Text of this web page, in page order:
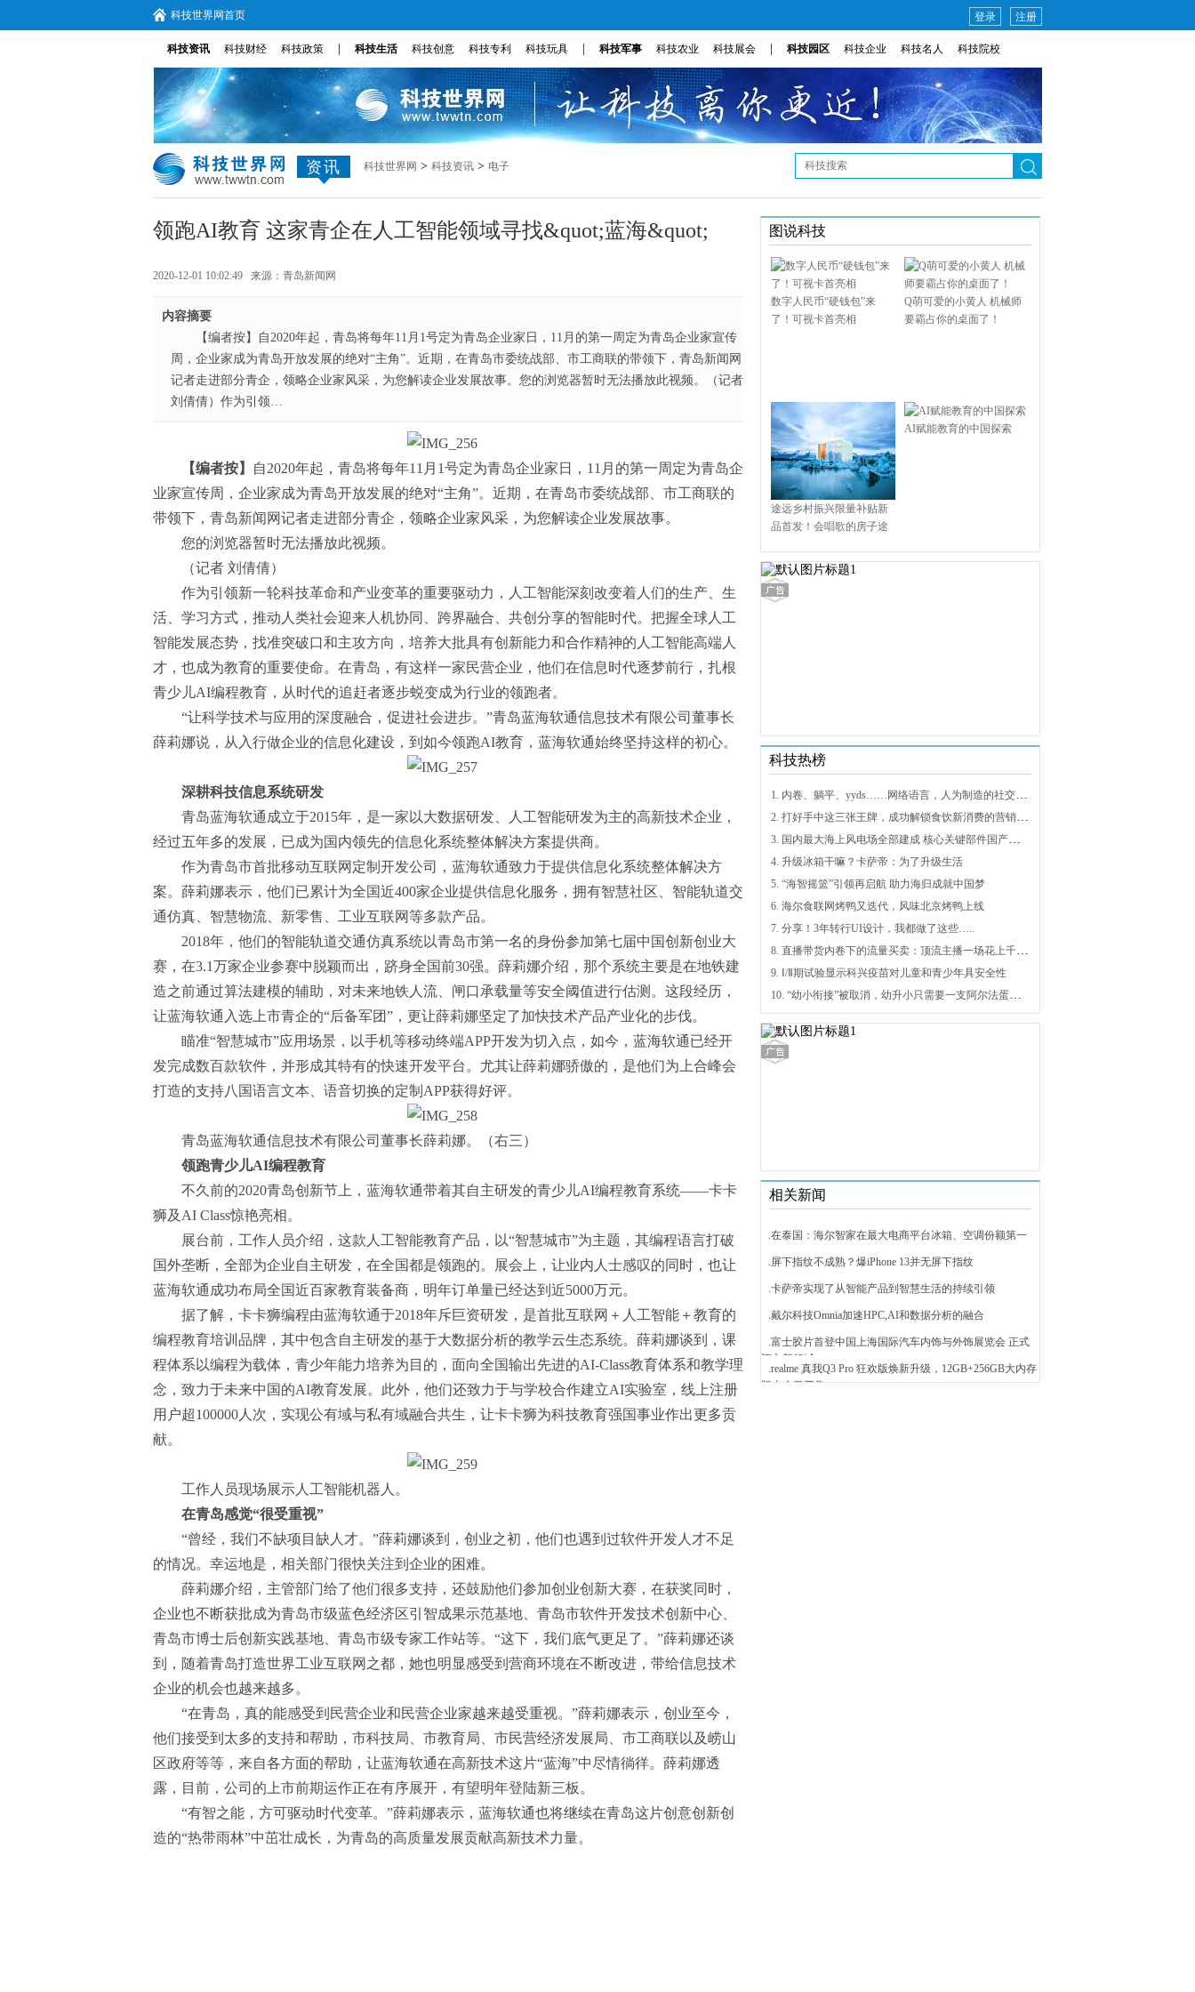
科技世界网首页 注册
登录
科技资讯 科技财经 科技政策 科技生活 科技创意 科技专利 科技玩具 科技军事 科技农业 科技展会 科技园区 科技企业 科技名人 科技院校
资讯 科技世界网 > 科技资讯 > 电子
领跑AI教育 这家青企在人工智能领域寻找&quot;蓝海&quot;
2020-12-01 10:02:49 来源： 青岛新闻网
内容摘要
【编者按】自2020年起，青岛将每年11月1号定为青岛企业家日，11月的第一周定为青岛企业家宣传
周，企业家成为青岛开放发展的绝对“主角”。近期，在青岛市委统战部、市工商联的带领下，青岛新闻网
记者走进部分青企，领略企业家风采，为您解读企业发展故事。您的浏览器暂时无法播放此视频。（记者
刘倩倩）作为引领…
【编者按】
自2020年起，青岛将每年11月1号定为青岛企业家日，11月的第一周定为青岛企
业家宣传周，企业家成为青岛开放发展的绝对“主角”。近期，在青岛市委统战部、市工商联的
带领下，青岛新闻网记者走进部分青企，领略企业家风采，为您解读企业发展故事。
您的浏览器暂时无法播放此视频。
（记者 刘倩倩）
作为引领新一轮科技革命和产业变革的重要驱动力，人工智能深刻改变着人们的生产、生
活、学习方式，推动人类社会迎来人机协同、跨界融合、共创分享的智能时代。把握全球人工
智能发展态势，找准突破口和主攻方向，培养大批具有创新能力和合作精神的人工智能高端人
才，也成为教育的重要使命。在青岛，有这样一家民营企业，他们在信息时代逐梦前行，扎根
青少儿AI编程教育，从时代的追赶者逐步蜕变成为行业的领跑者。
“让科学技术与应用的深度融合，促进社会进步。”青岛蓝海软通信息技术有限公司董事长
薛莉娜说，从入行做企业的信息化建设，到如今领跑AI教育，蓝海软通始终坚持这样的初心。
深耕科技信息系统研发
青岛蓝海软通成立于2015年，是一家以大数据研发、人工智能研发为主的高新技术企业，
经过五年多的发展，已成为国内领先的信息化系统整体解决方案提供商。
作为青岛市首批移动互联网定制开发公司，蓝海软通致力于提供信息化系统整体解决方
案。薛莉娜表示，他们已累计为全国近400家企业提供信息化服务，拥有智慧社区、智能轨道交
通仿真、智慧物流、新零售、工业互联网等多款产品。
2018年，他们的智能轨道交通仿真系统以青岛市第一名的身份参加第七届中国创新创业大
赛，在3.1万家企业参赛中脱颖而出，跻身全国前30强。薛莉娜介绍，那个系统主要是在地铁建
造之前通过算法建模的辅助，对未来地铁人流、闸口承载量等安全阈值进行估测。这段经历，
让蓝海软通入选上市青企的“后备军团”，更让薛莉娜坚定了加快技术产品产业化的步伐。
瞄准“智慧城市”应用场景，以手机等移动终端APP开发为切入点，如今，蓝海软通已经开
发完成数百款软件，并形成其特有的快速开发平台。尤其让薛莉娜骄傲的，是他们为上合峰会
打造的支持八国语言文本、语音切换的定制APP获得好评。
青岛蓝海软通信息技术有限公司董事长薛莉娜。（右三）
领跑青少儿AI编程教育
不久前的2020青岛创新节上，蓝海软通带着其自主研发的青少儿AI编程教育系统——卡卡
狮及AI Class惊艳亮相。
展台前，工作人员介绍，这款人工智能教育产品，以“智慧城市”为主题，其编程语言打破
国外垄断，全部为企业自主研发，在全国都是领跑的。展会上，让业内人士感叹的同时，也让
蓝海软通成功布局全国近百家教育装备商，明年订单量已经达到近5000万元。
据了解，卡卡狮编程由蓝海软通于2018年斥巨资研发，是首批互联网＋人工智能＋教育的
编程教育培训品牌，其中包含自主研发的基于大数据分析的教学云生态系统。薛莉娜谈到，课
程体系以编程为载体，青少年能力培养为目的，面向全国输出先进的AI-Class教育体系和教学理
念，致力于未来中国的AI教育发展。此外，他们还致力于与学校合作建立AI实验室，线上注册
用户超100000人次，实现公有域与私有域融合共生，让卡卡狮为科技教育强国事业作出更多贡
献。
工作人员现场展示人工智能机器人。
在青岛感觉“很受重视”
“曾经，我们不缺项目缺人才。”薛莉娜谈到，创业之初，他们也遇到过软件开发人才不足
的情况。幸运地是，相关部门很快关注到企业的困难。
薛莉娜介绍，主管部门给了他们很多支持，还鼓励他们参加创业创新大赛，在获奖同时，
企业也不断获批成为青岛市级蓝色经济区引智成果示范基地、青岛市软件开发技术创新中心、
青岛市博士后创新实践基地、青岛市级专家工作站等。“这下，我们底气更足了。”薛莉娜还谈
到，随着青岛打造世界工业互联网之都，她也明显感受到营商环境在不断改进，带给信息技术
企业的机会也越来越多。
“在青岛，真的能感受到民营企业和民营企业家越来越受重视。”薛莉娜表示，创业至今，
他们接受到太多的支持和帮助，市科技局、市教育局、市民营经济发展局、市工商联以及崂山
区政府等等，来自各方面的帮助，让蓝海软通在高新技术这片“蓝海”中尽情徜徉。薛莉娜透
露，目前，公司的上市前期运作正在有序展开，有望明年登陆新三板。
“有智之能，方可驱动时代变革。”薛莉娜表示，蓝海软通也将继续在青岛这片创意创新创
造的“热带雨林”中茁壮成长，为青岛的高质量发展贡献高新技术力量。
图说科技
数字人民币“硬钱包”来
了！可视卡首亮相
Q萌可爱的小黄人 机械师
要霸占你的桌面了！
途远乡村振兴限量补贴新
品首发！会唱歌的房子途
AI赋能教育的中国探索
科技热榜
1. 内卷、躺平、yyds……网络语言，人为制造的社交屏障？
2. 打好手中这三张王牌，成功解锁食饮新消费的营销密码
3. 国内最大海上风电场全部建成 核心关键部件国产化攻关未来可期
4. 升级冰箱干嘛？卡萨帝：为了升级生活
5. “海智摇篮”引领再启航 助力海归成就中国梦
6. 海尔食联网烤鸭又迭代，风味北京烤鸭上线
7. 分享！3年转行UI设计，我都做了这些…..
8. 直播带货内卷下的流量买卖：顶流主播一场花上千万元，红利消退焦虑暴增
9. Ⅰ/Ⅱ期试验显示科兴疫苗对儿童和青少年具安全性
10. “幼小衔接”被取消，幼升小只需要一支阿尔法蛋词典笔
相关新闻
.在泰国：海尔智家在最大电商平台冰箱、空调份额第一
.屏下指纹不成熟？爆iPhone 13并无屏下指纹
.卡萨帝实现了从智能产品到智慧生活的持续引领
.戴尔科技Omnia加速HPC,AI和数据分析的融合
.富士胶片首登中国上海国际汽车内饰与外饰展览会 正式
迈入新领域
.realme 真我Q3 Pro 狂欢版焕新升级，12GB+256GB大内存
版本今日开售